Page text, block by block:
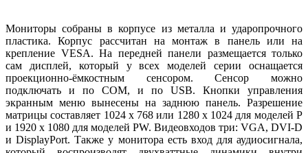
Мониторы собраны в корпусе из металла и ударопрочного
пластика. Корпус рассчитан на монтаж в панель или на
крепление VESA. На передней панели размещается только
сам дисплей, который у всех моделей серии оснащается
проекционно-ёмкостным сенсором. Сенсор можно
подключать и по COM, и по USB. Кнопки управления
экранным меню вынесены на заднюю панель. Разрешение
матрицы составляет 1024 x 768 или 1280 x 1024 для моделей P
и 1920 x 1080 для моделей PW. Видеовходов три: VGA, DVI-D
и DisplayPort. Также у монитора есть вход для аудиосигнала,